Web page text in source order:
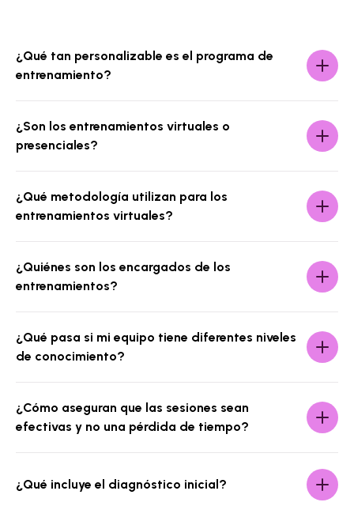
¿Qué tan personalizable es el programa de
entrenamiento?
¿Son los entrenamientos virtuales o
presenciales?
¿Qué metodología utilizan para los
entrenamientos virtuales?
¿Quiénes son los encargados de los
entrenamientos?
¿Qué pasa si mi equipo tiene diferentes niveles
de conocimiento?
¿Cómo aseguran que las sesiones sean
efectivas y no una pérdida de tiempo?
¿Qué incluye el diagnóstico inicial?